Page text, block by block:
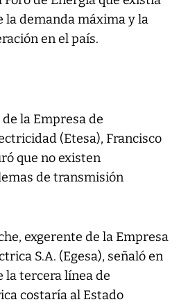
la demanda máxima y la
en el país.
la Empresa de
(Etesa), Francisco
que no existen
de transmisión
exgerente de la Empresa
S.A. (Egesa), señaló en
la tercera línea de
costaría al Estado